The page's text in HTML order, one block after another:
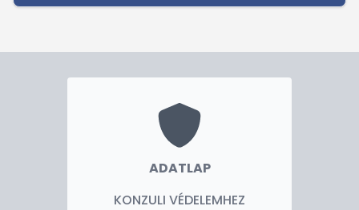
ADATLAP
KONZULI VÉDELEMHEZ